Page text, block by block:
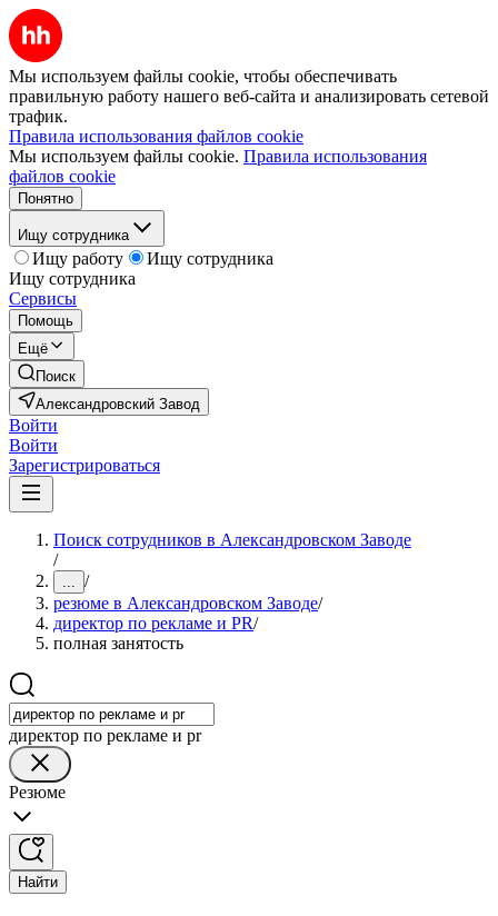
Мы используем файлы cookie, чтобы обеспечивать
правильную работу нашего веб-сайта и анализировать сетевой
трафик.
Правила использования файлов cookie
Мы используем файлы cookie. Правила использования
файлов cookie
Понятно
Ищу сотрудника
Ищу работу
Ищу сотрудника
Ищу сотрудника
Сервисы
Помощь
Ещё
Поиск
Александровский Завод
Войти
Войти
Зарегистрироваться
Поиск сотрудников в Александровском Заводе
/
... /
резюме в Александровском Заводе/
директор по рекламе и PR/
полная занятость
директор по рекламе и pr
Резюме
Найти